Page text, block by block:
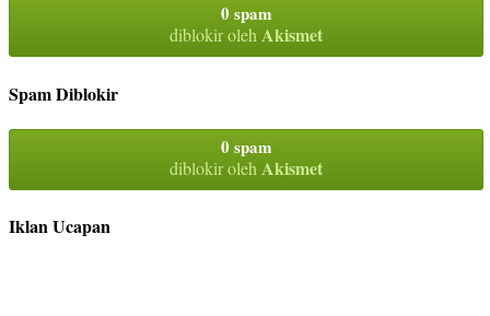
0 spam
diblokir olehAkismet
Spam Diblokir
0 spam
diblokir oleh Akismet
Iklan Ucapan